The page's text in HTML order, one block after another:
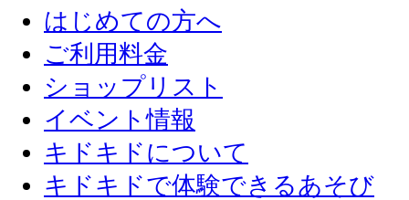
はじめての方へ
ご利用料金
ショップリスト
イベント情報
キドキドについて
キドキドで体験できるあそび